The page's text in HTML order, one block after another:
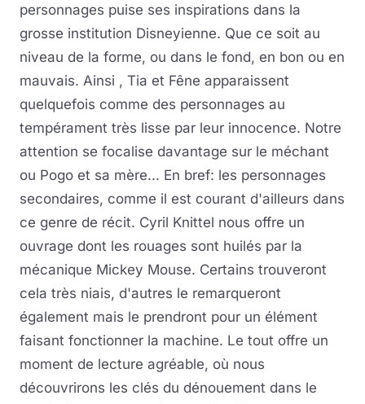
personnages puise ses inspirations dans la
grosse institution Disneyienne. Que ce soit au
niveau de la forme, ou dans le fond, en bon ou en
mauvais. Ainsi , Tia et Fêne apparaissent
quelquefois comme des personnages au
tempérament très lisse par leur innocence. Notre
attention se focalise davantage sur le méchant
ou Pogo et sa mère... En bref: les personnages
secondaires, comme il est courant d'ailleurs dans
ce genre de récit. Cyril Knittel nous offre un
ouvrage dont les rouages sont huilés par la
mécanique Mickey Mouse. Certains trouveront
cela très niais, d'autres le remarqueront
également mais le prendront pour un élément
faisant fonctionner la machine. Le tout offre un
moment de lecture agréable, où nous
découvrirons les clés du dénouement dans le